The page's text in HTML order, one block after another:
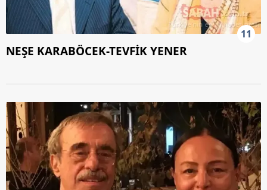
11
NEŞE KARABÖCEK-TEVFİK YENER